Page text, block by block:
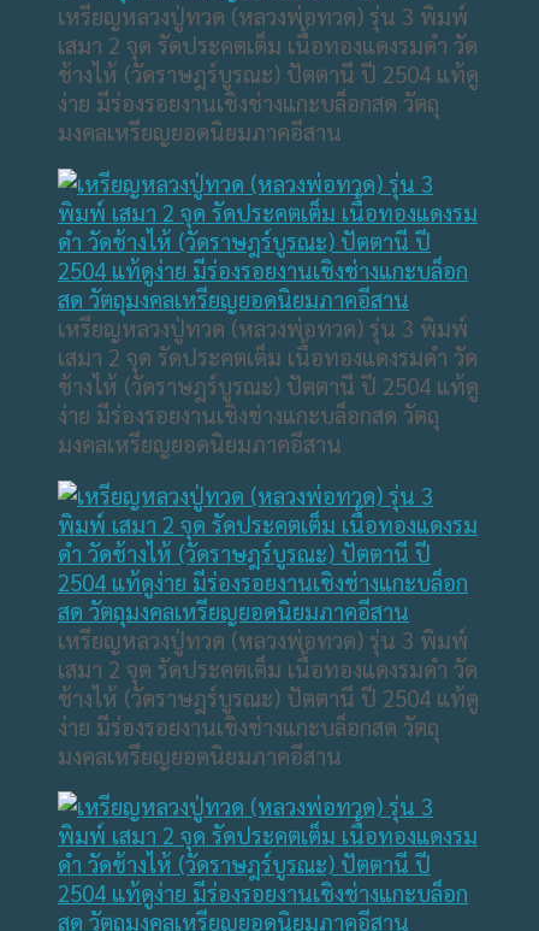
เหรียญหลวงปู่ทวด (หลวงพ่อทวด) รุ่น 3 พิมพ์
เสมา 2 จุด รัดประคตเต็ม เนื้อทองแดงรมดำ วัด
ช้างไห้ (วัดราษฎร์บูรณะ) ปัตตานี ปี 2504 แท้ดู
ง่าย มีร่องรอยงานเชิงช่างแกะบล็อกสด วัตถุ
มงคลเหรียญยอดนิยมภาคอีสาน
เหรียญหลวงปู่ทวด (หลวงพ่อทวด) รุ่น 3 พิมพ์
เสมา 2 จุด รัดประคตเต็ม เนื้อทองแดงรมดำ วัด
ช้างไห้ (วัดราษฎร์บูรณะ) ปัตตานี ปี 2504 แท้ดู
ง่าย มีร่องรอยงานเชิงช่างแกะบล็อกสด วัตถุ
มงคลเหรียญยอดนิยมภาคอีสาน
เหรียญหลวงปู่ทวด (หลวงพ่อทวด) รุ่น 3 พิมพ์
เสมา 2 จุด รัดประคตเต็ม เนื้อทองแดงรมดำ วัด
ช้างไห้ (วัดราษฎร์บูรณะ) ปัตตานี ปี 2504 แท้ดู
ง่าย มีร่องรอยงานเชิงช่างแกะบล็อกสด วัตถุ
มงคลเหรียญยอดนิยมภาคอีสาน